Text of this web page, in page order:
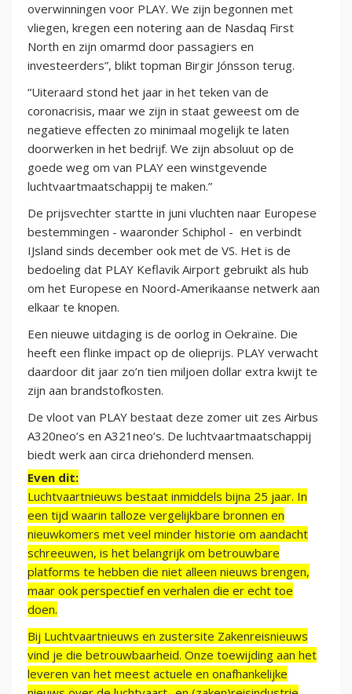
overwinningen voor PLAY. We zijn begonnen met
vliegen, kregen een notering aan de Nasdaq First
North en zijn omarmd door passagiers en
investeerders”, blikt topman Birgir Jónsson terug.
“Uiteraard stond het jaar in het teken van de
coronacrisis, maar we zijn in staat geweest om de
negatieve effecten zo minimaal mogelijk te laten
doorwerken in het bedrijf. We zijn absoluut op de
goede weg om van PLAY een winstgevende
luchtvaartmaatschappij te maken.”
De prijsvechter startte in juni vluchten naar Europese
bestemmingen - waaronder Schiphol - en verbindt
IJsland sinds december ook met de VS. Het is de
bedoeling dat PLAY Keflavik Airport gebruikt als hub
om het Europese en Noord-Amerikaanse netwerk aan
elkaar te knopen.
Een nieuwe uitdaging is de oorlog in Oekraïne. Die
heeft een flinke impact op de olieprijs. PLAY verwacht
daardoor dit jaar zo’n tien miljoen dollar extra kwijt te
zijn aan brandstofkosten.
De vloot van PLAY bestaat deze zomer uit zes Airbus
A320neo’s en A321neo’s. De luchtvaartmaatschappij
biedt werk aan circa driehonderd mensen.
Even dit:
Luchtvaartnieuws bestaat inmiddels bijna 25 jaar. In
een tijd waarin talloze vergelijkbare bronnen en
nieuwkomers met veel minder historie om aandacht
schreeuwen, is het belangrijk om betrouwbare
platforms te hebben die niet alleen nieuws brengen,
maar ook perspectief en verhalen die er echt toe
doen.
Bij Luchtvaartnieuws en zustersite Zakenreisnieuws
vind je die betrouwbaarheid. Onze toewijding aan het
leveren van het meest actuele en onafhankelijke